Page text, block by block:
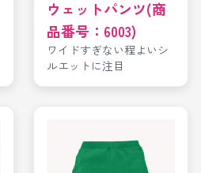
ウェットパンツ(商
品番号：6003)
ワイドすぎない程よいシ
ルエットに注目